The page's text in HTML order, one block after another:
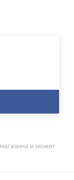
и может